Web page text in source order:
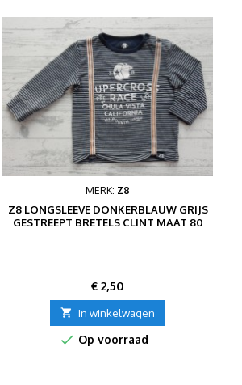
MERK: Z8
Z8 LONGSLEEVE DONKERBLAUW GRIJS
GESTREEPT BRETELS CLINT MAAT 80
Prijs
€ 2,50
 In winkelwagen
 Op voorraad